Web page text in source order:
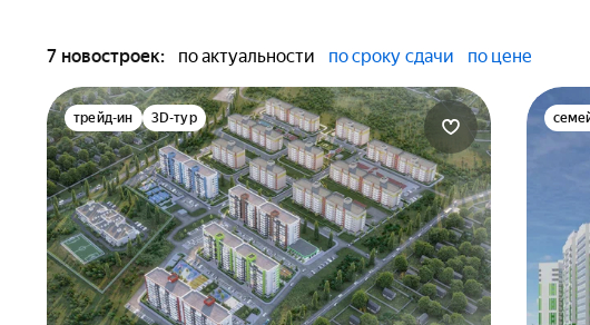
7 новостроек: по актуальности по сроку сдачи по цене
трейд-ин 3D-тур